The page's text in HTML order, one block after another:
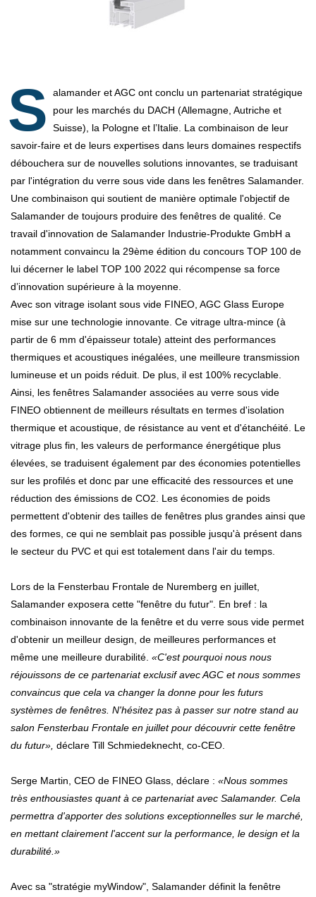
S
alamander et AGC ont conclu un partenariat stratégique
pour les marchés du DACH (Allemagne, Autriche et
Suisse), la Pologne et l’Italie. La combinaison de leur
savoir-faire et de leurs expertises dans leurs domaines respectifs
débouchera sur de nouvelles solutions innovantes, se traduisant
par l'intégration du verre sous vide dans les fenêtres Salamander.
Une combinaison qui soutient de manière optimale l'objectif de
Salamander de toujours produire des fenêtres de qualité. Ce
travail d'innovation de Salamander Industrie-Produkte GmbH a
notamment convaincu la 29ème édition du concours TOP 100 de
lui décerner le label TOP 100 2022 qui récompense sa force
d’innovation supérieure à la moyenne.
Avec son vitrage isolant sous vide FINEO, AGC Glass Europe
mise sur une technologie innovante. Ce vitrage ultra-mince (à
partir de 6 mm d'épaisseur totale) atteint des performances
thermiques et acoustiques inégalées, une meilleure transmission
lumineuse et un poids réduit. De plus, il est 100% recyclable.
Ainsi, les fenêtres Salamander associées au verre sous vide
FINEO obtiennent de meilleurs résultats en termes d'isolation
thermique et acoustique, de résistance au vent et d'étanchéité. Le
vitrage plus fin, les valeurs de performance énergétique plus
élevées, se traduisent également par des économies potentielles
sur les profilés et donc par une efficacité des ressources et une
réduction des émissions de CO2. Les économies de poids
permettent d'obtenir des tailles de fenêtres plus grandes ainsi que
des formes, ce qui ne semblait pas possible jusqu'à présent dans
le secteur du PVC et qui est totalement dans l'air du temps.
Lors de la Fensterbau Frontale de Nuremberg en juillet,
Salamander exposera cette "fenêtre du futur". En bref : la
combinaison innovante de la fenêtre et du verre sous vide permet
d'obtenir un meilleur design, de meilleures performances et
même une meilleure durabilité. «C'est pourquoi nous nous
réjouissons de ce partenariat exclusif avec AGC et nous sommes
convaincus que cela va changer la donne pour les futurs
systèmes de fenêtres. N'hésitez pas à passer sur notre stand au
salon Fensterbau Frontale en juillet pour découvrir cette fenêtre
du futur», déclare Till Schmiedeknecht, co-CEO.
Serge Martin, CEO de FINEO Glass, déclare : «Nous sommes
très enthousiastes quant à ce partenariat avec Salamander. Cela
permettra d'apporter des solutions exceptionnelles sur le marché,
en mettant clairement l'accent sur la performance, le design et la
durabilité.»
Avec sa "stratégie myWindow", Salamander définit la fenêtre